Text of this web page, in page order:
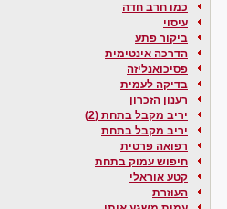
כמו חרב חדה
עיסוי
ביקור פתע
הדרכה אינטימית
פסיכואנליזה
בדיקה לעמית
רענון הזכרון
יריב מקבל בתחת (2)
יריב מקבל בתחת
רפואה פרטית
חיפוש עמוק בתחת
קטע אוראלי
העוזרת